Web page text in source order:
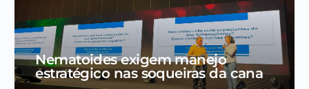
Nematoides exigem manejo
estratégico nas soqueiras da cana